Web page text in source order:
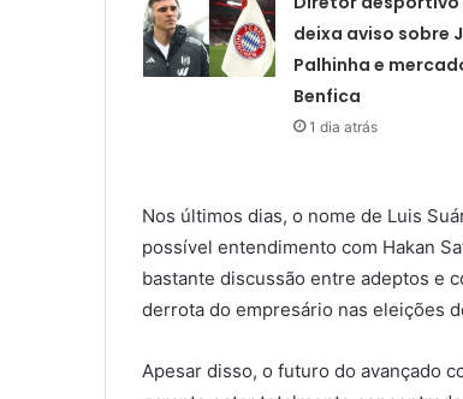
deixa aviso sobre
Palhinha e
Benfica
1 dia atrás
Nos últimos dias, o nome de Luis
possível entendimento com Hakan
bastante discussão entre adeptos e
derrota do empresário nas eleições
Apesar disso, o futuro do avançado